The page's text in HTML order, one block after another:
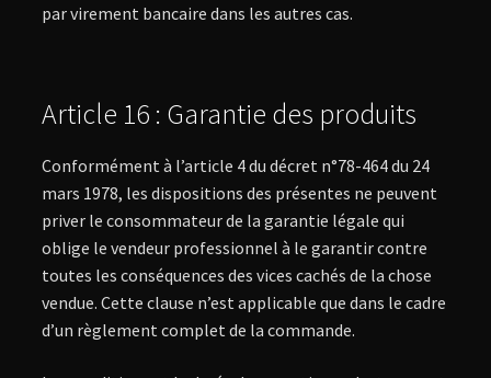
par virement bancaire dans les autres cas.
Article 16 : Garantie des produits
Conformément à l’article 4 du décret n°78-464 du 24
mars 1978, les dispositions des présentes ne peuvent
priver le consommateur de la garantie légale qui
oblige le vendeur professionnel à le garantir contre
toutes les conséquences des vices cachés de la chose
vendue. Cette clause n’est applicable que dans le cadre
d’un règlement complet de la commande.